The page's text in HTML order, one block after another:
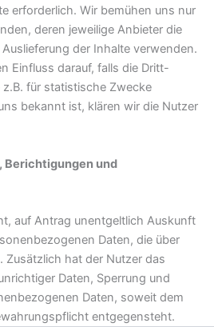
erforderlich. Wir bemühen uns nur
deren jeweilige Anbieter die
der Inhalte verwenden.
Einfluss darauf, falls die Dritt-
für statistische Zwecke
bekannt ist, klären wir die Nutzer
Berichtigungen und
auf Antrag unentgeltlich Auskunft
Daten, die über
Zusätzlich hat der Nutzer das
Daten, Sperrung und
Daten, soweit dem
entgegensteht.